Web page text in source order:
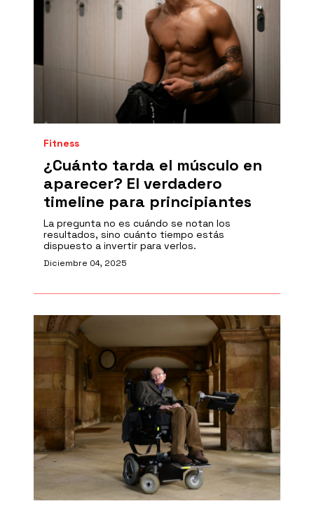
Fitness
¿Cuánto tarda el músculo en
aparecer? El verdadero
timeline para principiantes
La pregunta no es cuándo se notan los
resultados, sino cuánto tiempo estás
dispuesto a invertir para verlos.
Diciembre 04, 2025